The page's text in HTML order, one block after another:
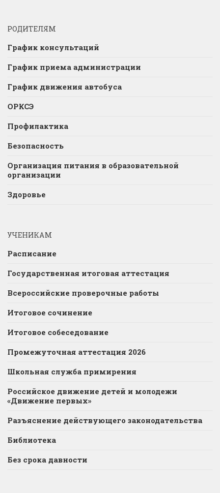
РОДИТЕЛЯМ
График консультаций
График приема администрации
График движения автобуса
ОРКСЭ
Профилактика
Безопасность
Организация питания в образовательной
организации
Здоровье
УЧЕНИКАМ
Расписание
Государственная итоговая аттестация
Всероссийские проверочные работы
Итоговое сочинение
Итоговое собеседование
Промежуточная аттестация 2026
Школьная служба примирения
Российское движение детей и молодежи
«Движение первых»
Разъяснение действующего законодательства
Библиотека
Без срока давности